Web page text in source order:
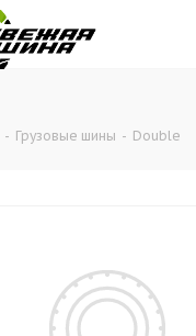
- Грузовые шины - Double